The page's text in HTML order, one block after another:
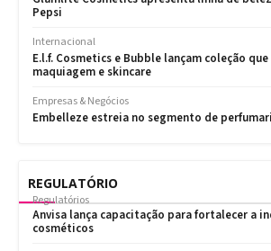
REGULATÓRIO
Regulatórios
Anvisa lança capacitação para fortalecer a
cosméticos